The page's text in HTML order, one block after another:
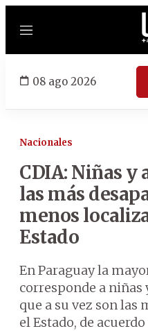
Menú
08 ago 2026
Nacionales
CDIA: Niñas y
las más
menos
Estado
En Paraguay la
corresponde a niñas
que a su vez son las
el Estado, de